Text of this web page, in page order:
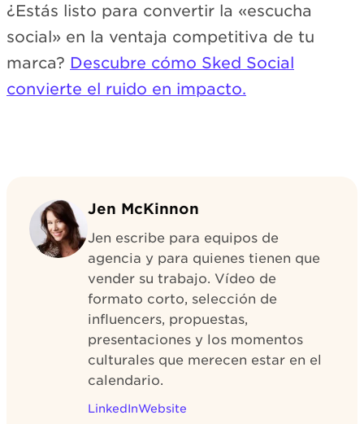
¿Estás listo para convertir la «escucha
social» en la ventaja competitiva de tu
marca? Descubre cómo Sked Social
convierte el ruido en impacto.
Jen McKinnon
Jen escribe para equipos de
agencia y para quienes tienen que
vender su trabajo. Vídeo de
formato corto, selección de
influencers, propuestas,
presentaciones y los momentos
culturales que merecen estar en el
calendario.
LinkedInWebsite